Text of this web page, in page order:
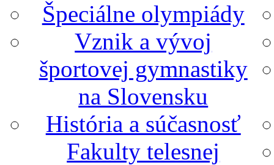
Špeciálne olympiády
Vznik a vývoj
športovej gymnastiky
na Slovensku
História a súčasnosť
Fakulty telesnej